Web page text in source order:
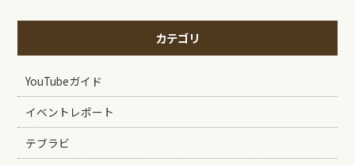
カテゴリ
YouTubeガイド
イベントレポート
テブラビ